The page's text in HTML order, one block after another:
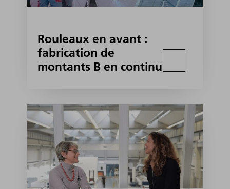
Rouleaux en avant :
fabrication de
montants B en continu